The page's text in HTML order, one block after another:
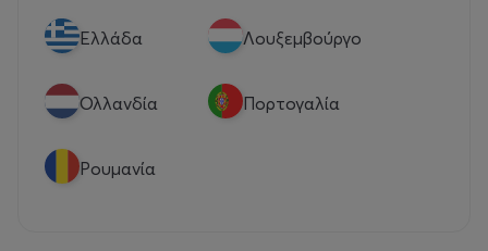
Eλλάδα Λουξεμβούργο
Ολλανδία Πορτογαλία
Ρουμανία